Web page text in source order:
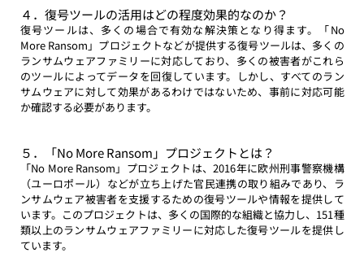
４．復号ツールの活用はどの程度効果的なのか？
復号ツールは、多くの場合で有効な解決策となり得ます。「No
More Ransom」プロジェクトなどが提供する復号ツールは、多くの
ランサムウェアファミリーに対応しており、多くの被害者がこれら
のツールによってデータを回復しています。しかし、すべてのラン
サムウェアに対して効果があるわけではないため、事前に対応可能
か確認する必要があります。
５．「No More Ransom」プロジェクトとは？
「No More Ransom」プロジェクトは、2016年に欧州刑事警察機構
（ユーロポール）などが立ち上げた官民連携の取り組みであり、ラ
ンサムウェア被害者を支援するための復号ツールや情報を提供して
います。このプロジェクトは、多くの国際的な組織と協力し、151種
類以上のランサムウェアファミリーに対応した復号ツールを提供し
ています。